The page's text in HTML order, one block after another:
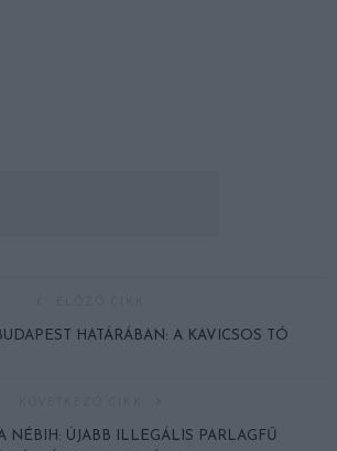
HATÁRÁBAN: A KAVICSOS TÓ
NÉBIH: ÚJABB ILLEGÁLIS PARLAGFŰ